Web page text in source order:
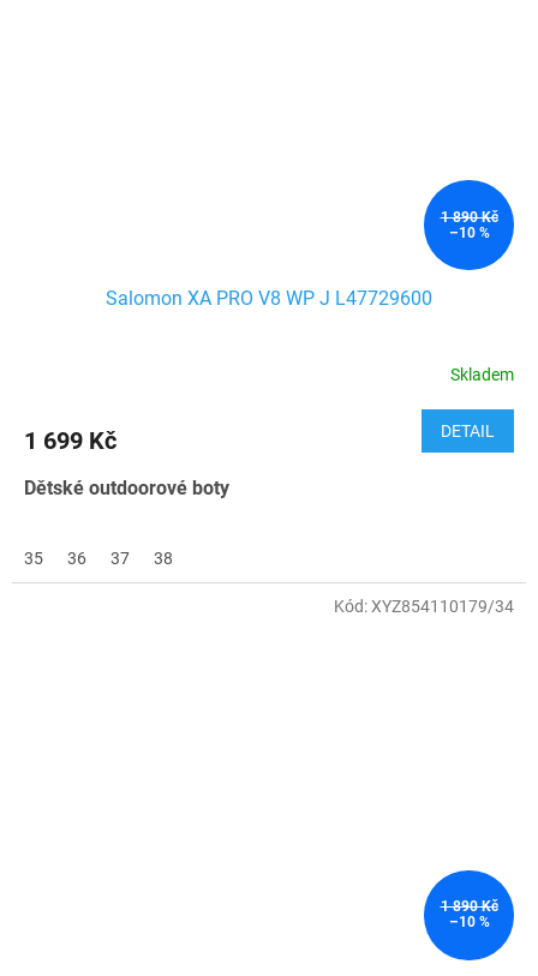
1 890 Kč
–10 %
Salomon XA PRO V8 WP J L47729600
Skladem
1 699 Kč DETAIL
Dětské outdoorové boty
35 36 37 38
1 890 Kč
–10 %
Kód:XYZ854110179/34